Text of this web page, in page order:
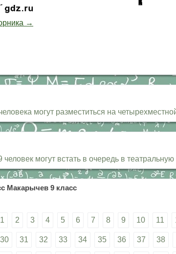
→
могут разместиться на
могут встать в очередь в театральную
Макарычев 9 класс
1 2 3 4 5 6 7 8 9 10 11
30 31 32 33 34 35 36 37 38